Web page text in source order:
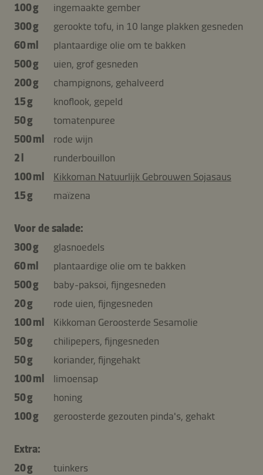
100 g
ingemaakte gember
300 g
gerookte tofu, in 10 lange plakken gesneden
60 ml
plantaardige olie om te bakken
500 g
uien, grof gesneden
200 g
champignons, gehalveerd
15 g
knoflook, gepeld
50 g
tomatenpuree
500 ml
rode wijn
2 l
runderbouillon
100 ml
Kikkoman Natuurlijk Gebrouwen Sojasaus
15 g
maïzena
Voor de salade:
300 g
glasnoedels
60 ml
plantaardige olie om te bakken
500 g
baby-paksoi, fijngesneden
20 g
rode uien, fijngesneden
100 ml
Kikkoman Geroosterde Sesamolie
50 g
chilipepers, fijngesneden
50 g
koriander, fijngehakt
100 ml
limoensap
50 g
honing
100 g
geroosterde gezouten pinda's, gehakt
Extra:
20 g
tuinkers